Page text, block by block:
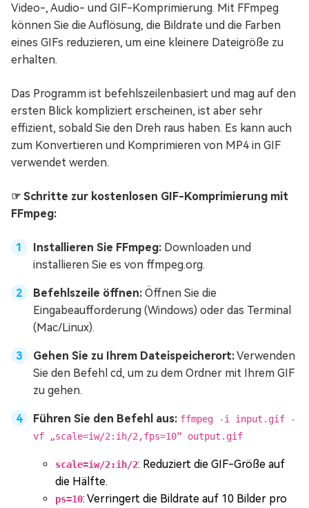
Video-, Audio- und GIF-Komprimierung. Mit FFmpeg
können Sie die Auflösung, die Bildrate und die Farben
eines GIFs reduzieren, um eine kleinere Dateigröße zu
erhalten.
Das Programm ist befehlszeilenbasiert und mag auf den
ersten Blick kompliziert erscheinen, ist aber sehr
effizient, sobald Sie den Dreh raus haben. Es kann auch
zum Konvertieren und Komprimieren von MP4 in GIF
verwendet werden.
☞ Schritte zur kostenlosen GIF-Komprimierung mit
FFmpeg:
Installieren Sie FFmpeg: Downloaden und
installieren Sie es von ffmpeg.org.
Befehlszeile öffnen: Öffnen Sie die
Eingabeaufforderung (Windows) oder das Terminal
(Mac/Linux).
Gehen Sie zu Ihrem Dateispeicherort:Verwenden
Sie den Befehl cd, um zu dem Ordner mit Ihrem GIF
zu gehen.
Führen Sie den Befehl aus: ffmpeg -i input.gif -
vf „scale=iw/2:ih/2,fps=10“ output.gif
scale=iw/2:ih/2: Reduziert die GIF-Größe auf
die Hälfte.
ps=10: Verringert die Bildrate auf 10 Bilder pro